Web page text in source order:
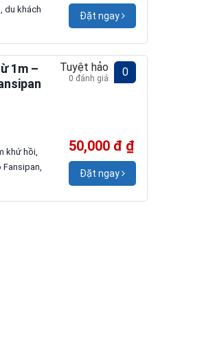
du khách
Đặt ngay
1m –
Tuyệt hảo
0 đánh giá 0
khứ hồi,
Fansipan,
50,000 đ ₫
Đặt ngay